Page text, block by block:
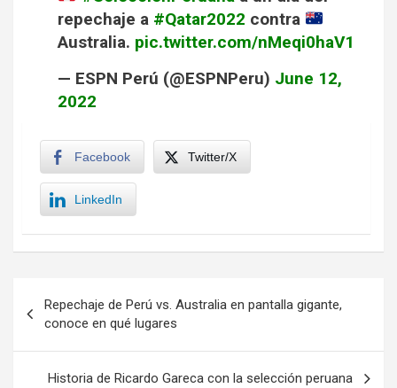
repechaje a #Qatar2022 contra
Australia. pic.twitter.com/nMeqi0haV1
— ESPN Perú (@ESPNPeru) June 12,
2022
Facebook Twitter/X
LinkedIn
de
entradas
Repechaje de Perú vs. Australia en pantalla gigante,
conoce en qué lugares
Historia de Ricardo Gareca con la selección peruana